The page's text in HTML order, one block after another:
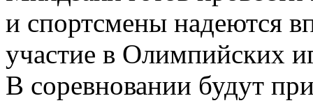
и спортсмены надеются
участие в Олимпийских
В соревновании будут